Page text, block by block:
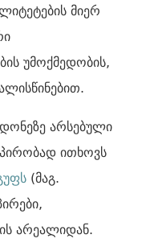
მიერ
უმოქმედობის,
არსებული
ითხოვს
(მაგ.
არეალიდან.